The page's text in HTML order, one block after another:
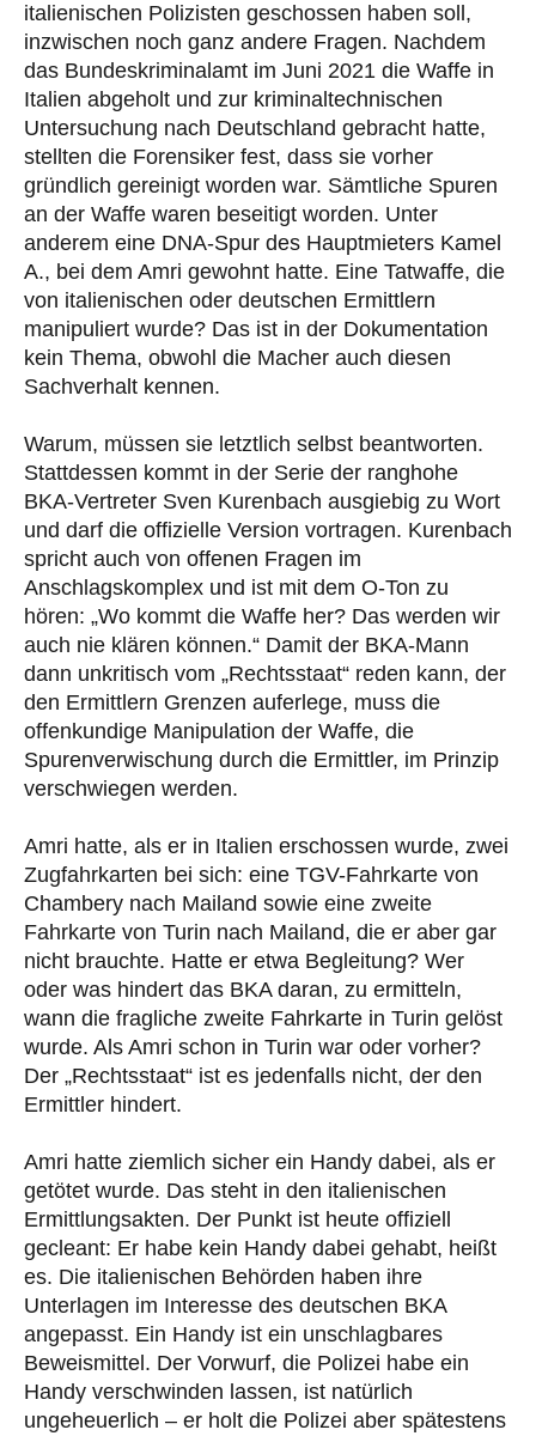
italienischen Polizisten geschossen haben soll,
inzwischen noch ganz andere Fragen. Nachdem
das Bundeskriminalamt im Juni 2021 die Waffe in
Italien abgeholt und zur kriminaltechnischen
Untersuchung nach Deutschland gebracht hatte,
stellten die Forensiker fest, dass sie vorher
gründlich gereinigt worden war. Sämtliche Spuren
an der Waffe waren beseitigt worden. Unter
anderem eine DNA-Spur des Hauptmieters Kamel
A., bei dem Amri gewohnt hatte. Eine Tatwaffe, die
von italienischen oder deutschen Ermittlern
manipuliert wurde? Das ist in der Dokumentation
kein Thema, obwohl die Macher auch diesen
Sachverhalt kennen.
Warum, müssen sie letztlich selbst beantworten.
Stattdessen kommt in der Serie der ranghohe
BKA-Vertreter Sven Kurenbach ausgiebig zu Wort
und darf die offizielle Version vortragen. Kurenbach
spricht auch von offenen Fragen im
Anschlagskomplex und ist mit dem O-Ton zu
hören: „Wo kommt die Waffe her? Das werden wir
auch nie klären können.“ Damit der BKA-Mann
dann unkritisch vom „Rechtsstaat“ reden kann, der
den Ermittlern Grenzen auferlege, muss die
offenkundige Manipulation der Waffe, die
Spurenverwischung durch die Ermittler, im Prinzip
verschwiegen werden.
Amri hatte, als er in Italien erschossen wurde, zwei
Zugfahrkarten bei sich: eine TGV-Fahrkarte von
Chambery nach Mailand sowie eine zweite
Fahrkarte von Turin nach Mailand, die er aber gar
nicht brauchte. Hatte er etwa Begleitung? Wer
oder was hindert das BKA daran, zu ermitteln,
wann die fragliche zweite Fahrkarte in Turin gelöst
wurde. Als Amri schon in Turin war oder vorher?
Der „Rechtsstaat“ ist es jedenfalls nicht, der den
Ermittler hindert.
Amri hatte ziemlich sicher ein Handy dabei, als er
getötet wurde. Das steht in den italienischen
Ermittlungsakten. Der Punkt ist heute offiziell
gecleant: Er habe kein Handy dabei gehabt, heißt
es. Die italienischen Behörden haben ihre
Unterlagen im Interesse des deutschen BKA
angepasst. Ein Handy ist ein unschlagbares
Beweismittel. Der Vorwurf, die Polizei habe ein
Handy verschwinden lassen, ist natürlich
ungeheuerlich – er holt die Polizei aber spätestens